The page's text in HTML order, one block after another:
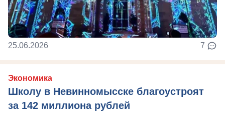
25.06.2026 7
Экономика
Школу в Невинномысске благоустроят
за 142 миллиона рублей